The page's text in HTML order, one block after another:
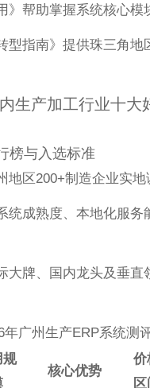
》帮助掌握系统核心模
型指南》提供珠三角地
生产加工行业十大
榜与入选标准
地区200+制造企业实地
统成熟度、本地化服务
大牌、国内龙头及垂直
年广州生产ERP系统测
规
核心优势
价
区